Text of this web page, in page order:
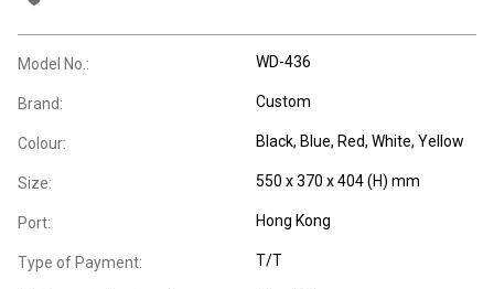
Model No.: WD-436
Brand: Custom
Colour: Black, Blue, Red, White, Yellow
Size: 550 x 370 x 404 (H) mm
Port: Hong Kong
Type of Payment: T/T